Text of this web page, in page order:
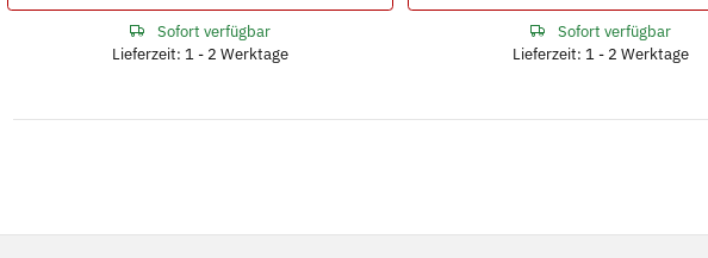
Sofort verfügbar
Lieferzeit: 1 - 2 Werktage
Sofort verfügbar
Lieferzeit: 1 - 2 Werktage